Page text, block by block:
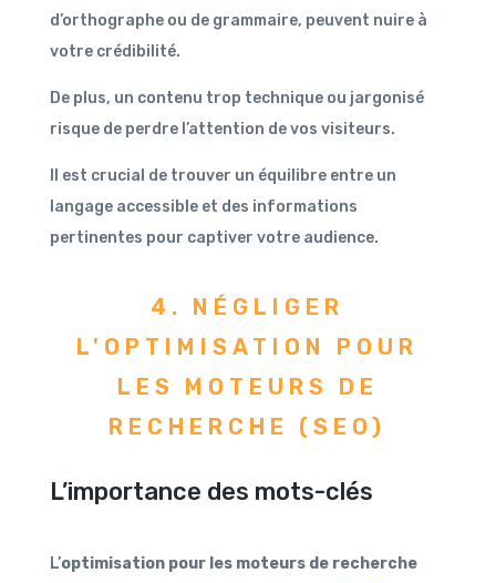
d’orthographe ou de grammaire, peuvent nuire à
votre crédibilité.
De plus, un contenu trop technique ou jargonisé
risque de perdre l’attention de vos visiteurs.
Il est crucial de trouver un équilibre entre un
langage accessible et des informations
pertinentes pour captiver votre audience.
4. NÉGLIGER
L'OPTIMISATION POUR
LES MOTEURS DE
RECHERCHE (SEO)
L’importance des mots-clés
L’optimisation pour les moteurs de recherche